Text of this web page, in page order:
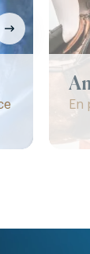
En